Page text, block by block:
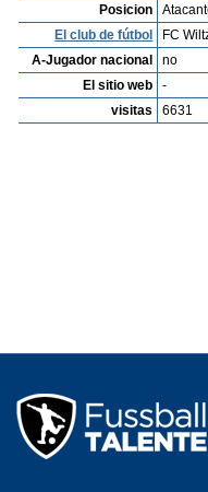
Posicion
El club de fútbol
FC
A-Jugador nacional
no
El sitio web
-
visitas
6631